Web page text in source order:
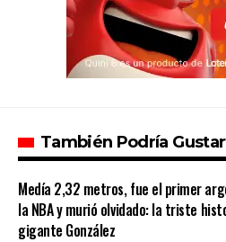
También Podría
Medía 2,32 metros, fue el primer
la NBA y murió olvidado: la triste
gigante González